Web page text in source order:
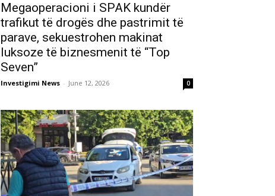
Megaoperacioni i SPAK kundër
trafikut të drogës dhe pastrimit të
parave, sekuestrohen makinat
luksoze të biznesmenit të “Top
Seven”
Investigimi News - June 12, 2026 0